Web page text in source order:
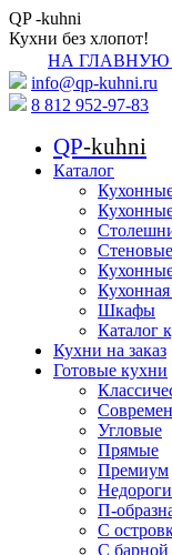
QP -kuhni
Кухни без хлопот!
НА ГЛАВНУЮ
info@qp-kuhni.ru
8 812 952-97-83
QP-kuhni
Каталог
Шкафы
Каталог
Кухни на заказ
Готовые кухни
Угловые
Прямые
Премиум
П-
С
С барной